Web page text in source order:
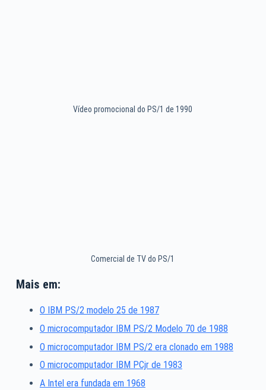
Vídeo promocional do PS/1 de 1990
Comercial de TV do PS/1
Mais em:
O IBM PS/2 modelo 25 de 1987
O microcomputador IBM PS/2 Modelo 70 de 1988
O microcomputador IBM PS/2 era clonado em 1988
O microcomputador IBM PCjr de 1983
A Intel era fundada em 1968